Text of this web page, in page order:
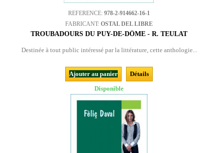
REFERENCE: 978-2-914662-16-1
FABRICANT: OSTAL DEL LIBRE
TROUBADOURS DU PUY-DE-DÔME - R. TEULAT
Destinée à tout public intéressé par la littérature, cette anthologie...
Ajouter au panier
Détails
Disponible